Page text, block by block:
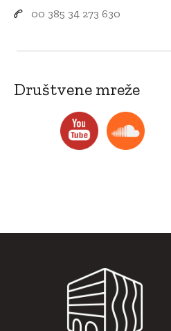
00 385 34 273 630
Društvene mreže